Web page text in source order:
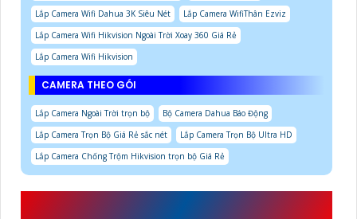
Lắp Camera Wifi Dahua 3K Siêu Nét
Lắp Camera WifiThân Ezviz
Lắp Camera Wifi Hikvision Ngoài Trời Xoay 360 Giá Rẻ
Lắp Camera Wifi Hikvision
CAMERA THEO GÓI
Lắp Camera Ngoài Trời trọn bộ
Bộ Camera Dahua Báo Động
Lắp Camera Trọn Bộ Giá Rẻ sắc nét
Lắp Camera Trọn Bộ Ultra HD
Lắp Camera Chống Trộm Hikvision trọn bộ Giá Rẻ